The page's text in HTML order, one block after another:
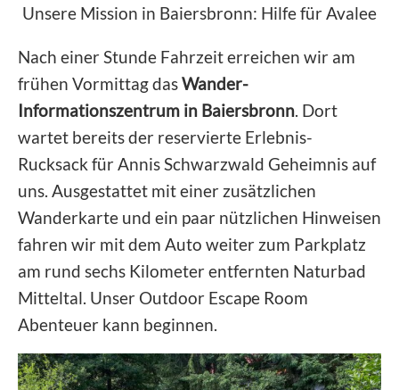
Unsere Mission in Baiersbronn: Hilfe für Avalee
Nach einer Stunde Fahrzeit erreichen wir am
frühen Vormittag dasWander-
Informationszentrum in Baiersbronn . Dort
wartet bereits der reservierte Erlebnis-
Rucksack für Annis Schwarzwald Geheimnis auf
uns. Ausgestattet mit einer zusätzlichen
Wanderkarte und ein paar nützlichen Hinweisen
fahren wir mit dem Auto weiter zum Parkplatz
am rund sechs Kilometer entfernten Naturbad
Mitteltal. Unser Outdoor Escape Room
Abenteuer kann beginnen.